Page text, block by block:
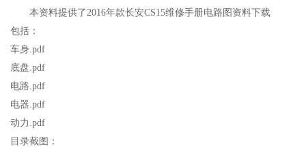
本资料提供了2016年款长安CS15维修手册电路图资料下载
包括：
车身.pdf
底盘.pdf
电路.pdf
电器.pdf
动力.pdf
目录截图：